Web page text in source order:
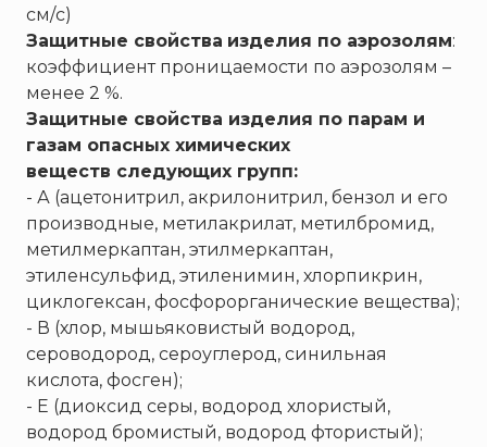
см/с)
Защитные свойства изделия по аэрозолям:
коэффициент проницаемости по аэрозолям –
менее 2 %.
Защитные свойства изделия по парам и
газам опасных химических
веществ следующих групп:
- А (ацетонитрил, акрилонитрил, бензол и его
производные, метилакрилат, метилбромид,
метилмеркаптан, этилмеркаптан,
этиленсульфид, этиленимин, хлорпикрин,
циклогексан, фосфорорганические вещества);
- В (хлор, мышьяковистый водород,
сероводород, сероуглерод, синильная
кислота, фосген);
- Е (диоксид серы, водород хлористый,
водород бромистый, водород фтористый);